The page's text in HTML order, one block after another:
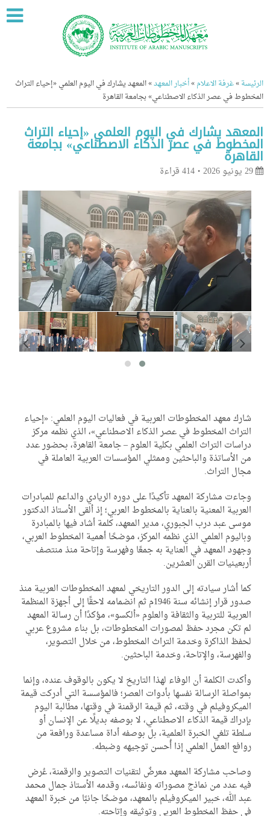
»غرفة الاعلام»أخبار المعهد»المعهد يشارك في اليوم العلمي «إحياء التراث
في عصر الذكاء الاصطناعي» بجامعة القاهرة
يشارك في اليوم العلمي «إحياء التراث
في عصر الذكاء الاصطناعي» بجامعة
414 قراءة
معهد المخطوطات العربية في فعاليات اليوم العلمي: «إحياء
المخطوط في عصر الذكاء الاصطناعي»، الذي نظمه مركز
التراث العلمي بكلية العلوم – جامعة القاهرة، بحضور عدد
الأساتذة والباحثين وممثلي المؤسسات العربية العاملة في
التراث.
مشاركة المعهد تأكيدًا على دوره الريادي والداعم للمبادرات
المعنية بالعناية بالمخطوط العربي؛ إذ ألقى الأستاذ الدكتور
عبد درب الجبوري، مدير المعهد، كلمة أشاد فيها بالمبادرة
العلمي الذي نظمه المركز، موضحًا أهمية المخطوط العربي،
المعهد في العناية به جمعًا وفهرسة وإتاحة منذ منتصف
القرن العشرين.
أشار سيادته إلى الدور التاريخي لمعهد المخطوطات العربية منذ
صدور قرار إنشائه سنة 1946م ثم انضمامه لاحقًا إلى أجهزة المنظمة
للتربية والثقافة والعلوم «ألكسو»، مؤكدًا أن رسالة المعهد
تكن مجرد حفظ لمصورات المخطوطات، بل بناء مشروع عربي
الذاكرة وخدمة التراث المخطوط، من خلال التصوير،
والإتاحة، وخدمة الباحثين.
الكلمة أن الوفاء لهذا التاريخ لا يكون بالوقوف عنده، وإنما
الرسالة نفسها بأدوات العصر؛ فالمؤسسة التي أدركت قيمة
في وقته، ثم قيمة الرقمنة في وقتها، مطالبة اليوم
قيمة الذكاء الاصطناعي، لا بوصفه بديلًا عن الإنسان أو
تلغي الخبرة العلمية، بل بوصفه أداة مساعدة ورافعة من
العمل العلمي إذا أُحسن توجيهه وضبطه.
مشاركة المعهد معرضٌ لتقنيات التصوير والرقمنة، عُرض
عدد من نماذج مصوراته ونفائسه، وقدمه الأستاذ جمال محمد
الله، خبير الميكروفيلم بالمعهد، موضحًا جانبًا من خبرة المعهد
حفظ المخطوط العربي وتوثيقه وإتاحته.